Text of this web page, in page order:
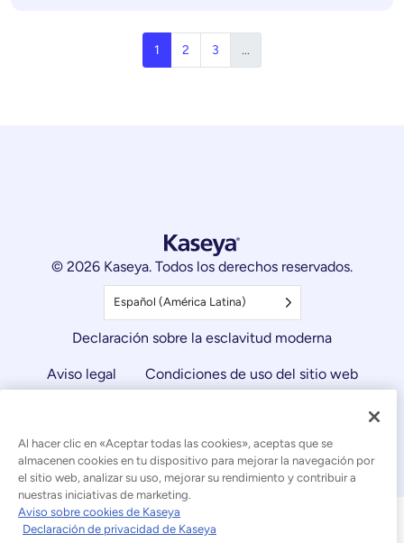
1 2 3 ...
© 2026 Kaseya. Todos los derechos reservados.
Español (América Latina)
Declaración sobre la esclavitud moderna
Aviso legal Condiciones de uso del sitio web
Cookies Settings Aviso sobre cookies
Al hacer clic en «Aceptar todas las cookies», aceptas que se
almacenen cookies en tu dispositivo para mejorar la navegación por
el sitio web, analizar su uso, mejorar su rendimiento y contribuir a
nuestras iniciativas de marketing.
Aviso sobre cookies de Kaseya
Declaración de privacidad de Kaseya